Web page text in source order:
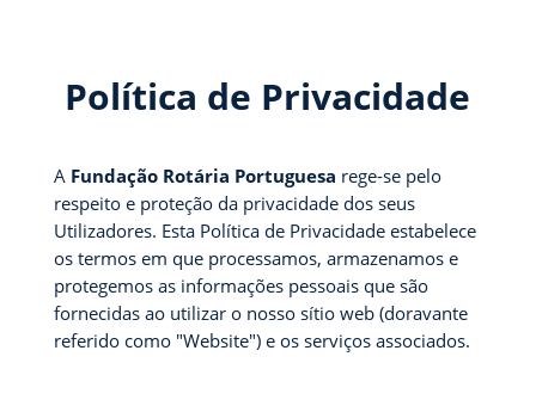
Política de Privacidade
A Fundação Rotária Portuguesa rege-se pelo
respeito e proteção da privacidade dos seus
Utilizadores. Esta Política de Privacidade estabelece
os termos em que processamos, armazenamos e
protegemos as informações pessoais que são
fornecidas ao utilizar o nosso sítio web (doravante
referido como "Website") e os serviços associados.